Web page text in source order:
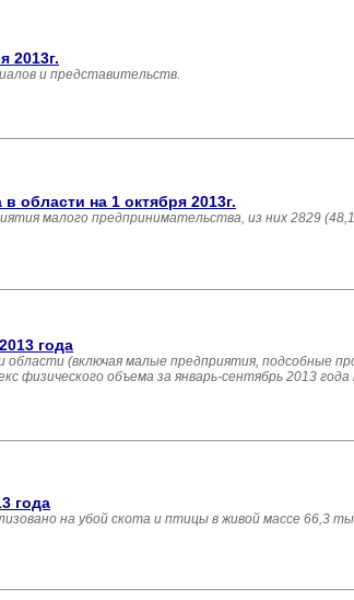
2013г.
и представительств.
области на 1 октября 2013г.
малого предпринимательства, из них 2829
года
(включая малые предприятия, подсобные
физического объема за январь-сентябрь 2013
года
на убой скота и птицы в живой массе 66,3